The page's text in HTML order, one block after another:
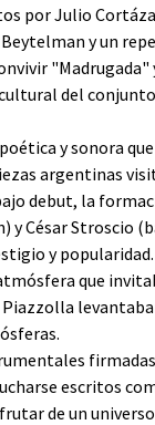
por Julio
y un
"Madrugada"
del
y sonora
argentinas
debut, la
y César Stroscio
y popularidad.
que
escritos
de un